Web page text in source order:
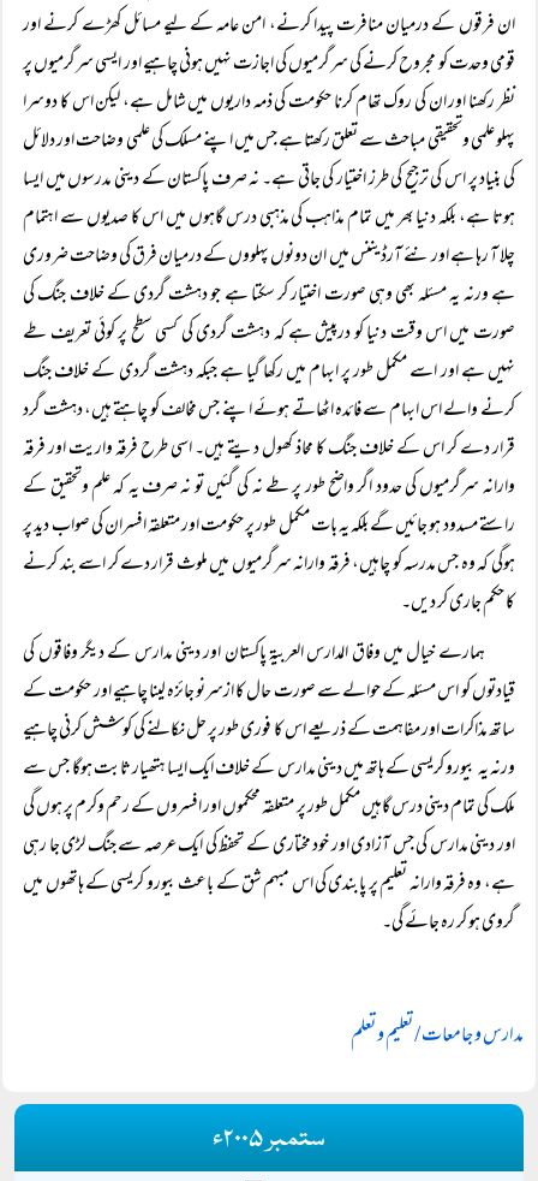
ان فرقوں کے درمیان منافرت پیدا کرنے، امن عامہ کے لیے مسائل کھڑے کرنے اور
قومی وحدت کو مجروح کرنے کی سرگرمیوں کی اجازت نہیں ہونی چاہیے اور ایسی سرگرمیوں پر
نظر رکھنا اور ان کی روک تھام کرنا حکومت کی ذمہ داریوں میں شامل ہے، لیکن اس کا دوسرا
پہلو علمی وتحقیقی مباحث سے تعلق رکھتا ہے جس میں اپنے مسلک کی علمی وضاحت اور دلائل
کی بنیاد پر اس کی ترجیح کی طرز اختیار کی جاتی ہے۔ نہ صرف پاکستان کے دینی مدرسوں میں ایسا
ہوتا ہے، بلکہ دنیا بھر میں تمام مذاہب کی مذہبی درس گاہوں میں اس کا صدیوں سے اہتمام
چلا آ رہا ہے اور نئے آرڈیننس میں ان دونوں پہلووں کے درمیان فرق کی وضاحت ضروری
ہے ورنہ یہ مسئلہ بھی وہی صورت اختیار کر سکتا ہے جو دہشت گردی کے خلاف جنگ کی
صورت میں اس وقت دنیا کو درپیش ہے کہ دہشت گردی کی کسی سطح پر کوئی تعریف طے
نہیں ہے اور اسے مکمل طور پر ابہام میں رکھا گیا ہے جبکہ دہشت گردی کے خلاف جنگ
کرنے والے اس ابہام سے فائدہ اٹھاتے ہوئے اپنے جس مخالف کو چاہتے ہیں، دہشت گرد
قرار دے کر اس کے خلاف جنگ کا محاذ کھول دیتے ہیں۔ اسی طرح فرقہ واریت اور فرقہ
وارانہ سرگرمیوں کی حدود اگر واضح طور پر طے نہ کی گئیں تو نہ صرف یہ کہ علم وتحقیق کے
راستے مسدود ہو جائیں گے بلکہ یہ بات مکمل طور پر حکومت اور متعلقہ افسران کی صواب دید پر
ہوگی کہ وہ جس مدرسہ کو چاہیں، فرقہ وارانہ سرگرمیوں میں ملوث قرار دے کر اسے بند کرنے
کا حکم جاری کر دیں۔
ہمارے خیال میں وفاق المدارس العربیۃ پاکستان اور دینی مدارس کے دیگر وفاقوں کی
قیادتوں کو اس مسئلہ کے حوالے سے صورت حال کا ازسرنو جائزہ لینا چاہیے اور حکومت کے
ساتھ مذاکرات اور مفاہمت کے ذریعے اس کا فوری طور پر حل نکالنے کی کوشش کرنی چاہیے
ورنہ یہ بیورو کریسی کے ہاتھ میں دینی مدارس کے خلاف ایک ایسا ہتھیار ثابت ہوگا جس سے
ملک کی تمام دینی درس گاہیں مکمل طور پر متعلقہ محکموں اور افسروں کے رحم وکرم پر ہوں گی
اور دینی مدارس کی جس آزادی اور خود مختاری کے تحفظ کی ایک عرصہ سے جنگ لڑی جا رہی
ہے، وہ فرقہ وارانہ تعلیم پر پابندی کی اس مبہم شق کے باعث بیورو کریسی کے ہاتھوں میں
گروی ہو کر رہ جائے گی۔
مدارس و جامعات / تعلیم و تعلم
ستمبر ۲۰۰۵ء